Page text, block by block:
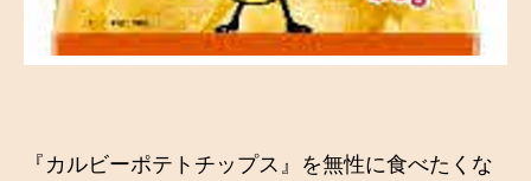
の
魅
『カルビーポテトチップス』を無性に食べたくな